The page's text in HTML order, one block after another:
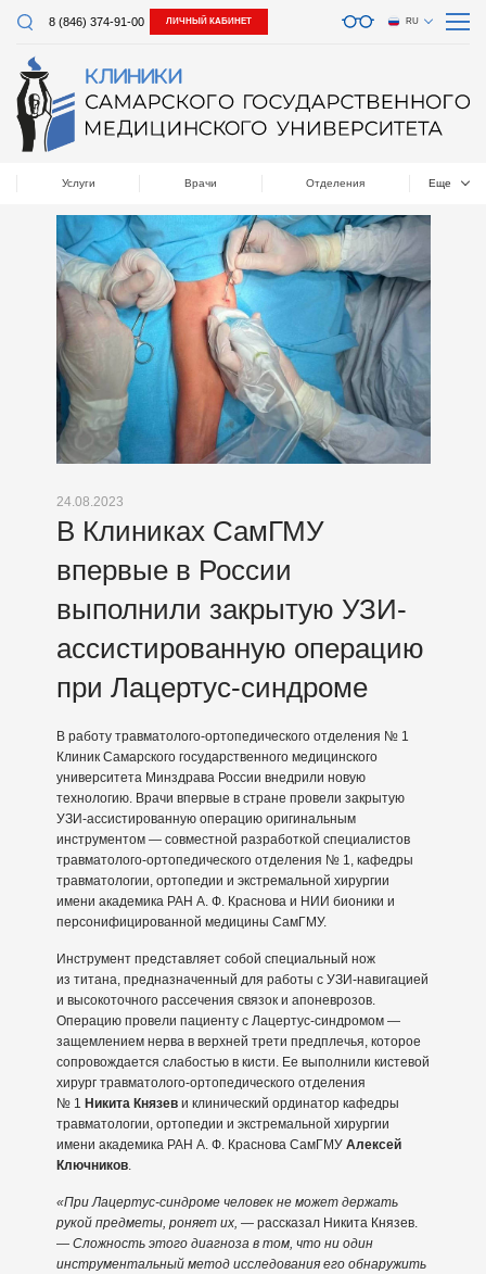
8 (846) 374-91-00 ЛИЧНЫЙ КАБИНЕТ RU
Услуги Врачи Отделения Еще
24.08.2023
В Клиниках СамГМУ
впервые в России
выполнили закрытую УЗИ-
ассистированную операцию
при Лацертус-синдроме
В работу травматолого-ортопедического отделения № 1
Клиник Самарского государственного медицинского
университета Минздрава России внедрили новую
технологию. Врачи впервые в стране провели закрытую
УЗИ-ассистированную операцию оригинальным
инструментом — совместной разработкой специалистов
травматолого-ортопедического отделения № 1, кафедры
травматологии, ортопедии и экстремальной хирургии
имени академика РАН А. Ф. Краснова и НИИ бионики и
персонифицированной медицины СамГМУ.
Инструмент представляет собой специальный нож
из титана, предназначенный для работы с УЗИ-навигацией
и высокоточного рассечения связок и апоневрозов.
Операцию провели пациенту с Лацертус-синдромом —
защемлением нерва в верхней трети предплечья, которое
сопровождается слабостью в кисти. Ее выполнили кистевой
хирург травматолого-ортопедического отделения
№ 1 Никита Князеви клинический ординатор кафедры
травматологии, ортопедии и экстремальной хирургии
имени академика РАН А. Ф. Краснова СамГМУ Алексей
Ключников.
«При Лацертус-синдроме человек не может держать
рукой предметы, роняет их, — рассказал Никита Князев.
— Сложность этого диагноза в том, что ни один
инструментальный метод исследования его обнаружить